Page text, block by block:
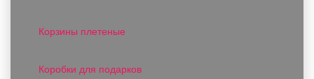
Корзины плетеные
Коробки для подарков